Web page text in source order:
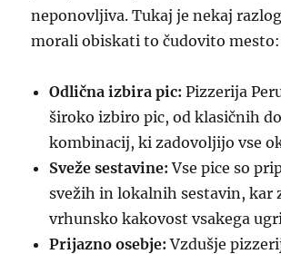
neponovljiva. Tukaj je nekaj
morali obiskati to čudovito mesto:
Odlična izbira pic: Pizzerija
široko izbiro pic, od klasičnih
kombinacij, ki zadovoljijo vse
Sveže sestavine: Vse pice so
svežih in lokalnih sestavin, kar
vrhunsko kakovost vsakega
Prijazno osebje: Vzdušje